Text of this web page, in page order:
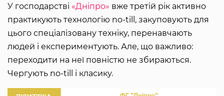
У господарстві «Дніпро» вже третій рік активно
практикують технологію no-till, закуповують для
цього спеціалізовану техніку, перенавчають
людей і експериментують. Але, що важливо:
переходити на неї повністю не збираються.
Чергують no-till і класику.